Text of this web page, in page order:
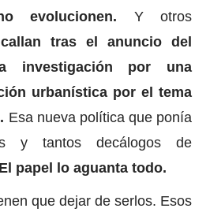
evolucionen. Y otros
tras el anuncio del
investigación por una
urbanística por el tema
Esa nueva política que ponía
y tantos decálogos de
El papel lo aguanta todo.
que dejar de serlos. Esos